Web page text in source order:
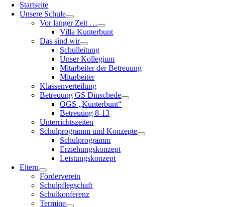
Startseite
Unsere Schule
Vor langer Zeit …
Villa Kunterbunt
Das sind wir
Schulleitung
Unser Kollegium
Mitarbeiter der Betreuung
Mitarbeiter
Klassenverteilung
Betreuung GS Dinschede
OGS „Kunterbunt“
Betreuung 8-13
Unterrichtszeiten
Schulprogramm und Konzepte
Schulprogramm
Erziehungskonzept
Leistungskonzept
Eltern
Förderverein
Schulpflegschaft
Schulkonferenz
Termine